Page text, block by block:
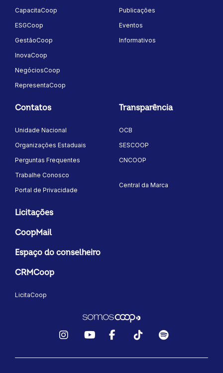
CapacitaCoop
ESGCoop
GestãoCoop
InovaCoop
NegóciosCoop
RepresentaCoop
Publicações
Eventos
Informativos
Contatos
Unidade Nacional
Organizações Estaduais
Perguntas Frequentes
Trabalhe Conosco
Portal de Privacidade
Transparência
OCB
SESCOOP
CNCOOP
Central da Marca
Licitações
CoopMail
Espaço do conselheiro
CRMCoop
LicitaCoop